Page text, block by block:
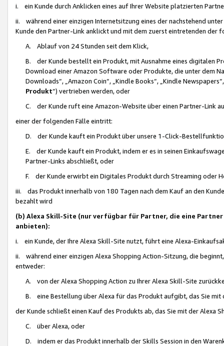
i. ein Kunde durch Anklicken eines auf Ihrer Website platzierten
ii. während einer einzigen Internetsitzung eines der nachstehend
Kunde den Partner-Link anklickt und mit dem zuerst eintretenden der
A. Ablauf von 24 Stunden seit dem Klick,
B. der Kunde bestellt ein Produkt, mit Ausnahme eines digitalen
Download einer Amazon Software oder Produkte, die unter dem
Downloads“, „Amazon Coin“, „Kindle Books“, „Kindle
Produkt“) vertrieben werden, oder
C. der Kunde ruft eine Amazon-Website über einen Partner-Link
einer der folgenden Fälle eintritt:
D. der Kunde kauft ein Produkt über unsere 1-Click-
E. der Kunde kauft ein Produkt, indem er es in seinen
Partner-Links abschließt, oder
F. der Kunde erwirbt ein Digitales Produkt durch Streaming oder
iii. das Produkt innerhalb von 180 Tagen nach dem Kauf an den
bezahlt wird
(b) Alexa Skill-Site (nur verfügbar für Partner, die eine
anbieten):
i. ein Kunde, der Ihre Alexa Skill-Site nutzt, führt eine Alexa-
ii. während einer einzigen Alexa Shopping Action-Sitzung, die
entweder:
A. von der Alexa Shopping Action zu Ihrer Alexa Skill-Site
B. eine Bestellung über Alexa für das Produkt aufgibt, das Sie mit
der Kunde schließt einen Kauf des Produkts ab, das Sie mit der Alexa
C. über Alexa, oder
D. indem er das Produkt innerhalb der Skills Session in den